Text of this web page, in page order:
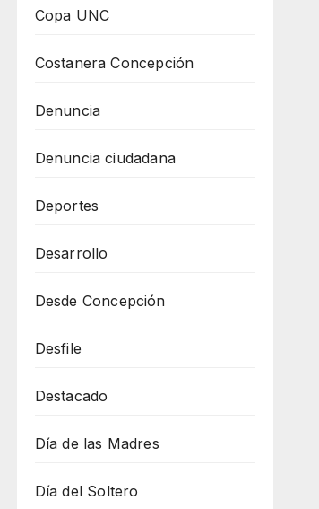
Copa UNC
Costanera Concepción
Denuncia
Denuncia ciudadana
Deportes
Desarrollo
Desde Concepción
Desfile
Destacado
Día de las Madres
Día del Soltero